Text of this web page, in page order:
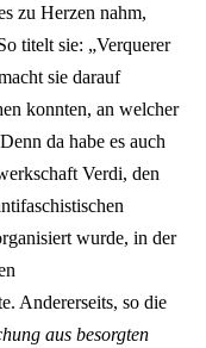
zu Herzen nahm,
titelt sie: „Verquerer
sie darauf
konnten, an welcher
da habe es auch
Verdi, den
wurde, in der
. Andererseits, so die
aus besorgten